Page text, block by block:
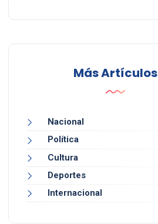
Más Artículos
Nacional
Política
Cultura
Deportes
Internacional